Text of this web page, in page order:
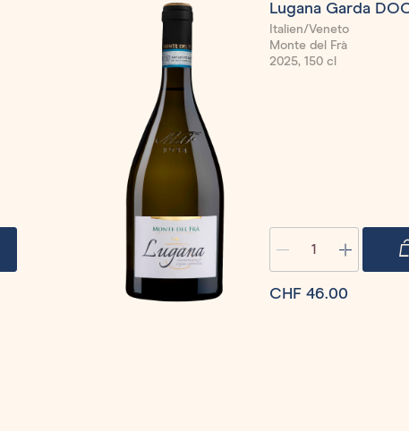
Lugana Garda
Italien/Veneto
Monte del Frà
2025, 150 cl
CHF 46.00